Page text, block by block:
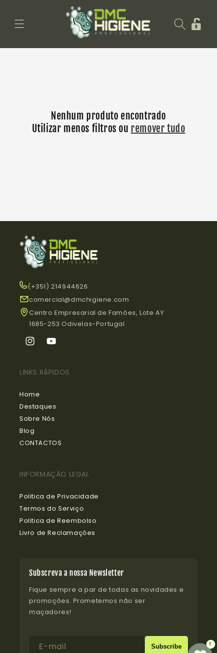
conteúdo
Iniciar
sessão
Nenhum produto encontrado
Utilizar menos filtros ou remover tudo
(+351) 214944626
comercial@dmchigiene.com
Centro Empresarial de Famões, Lote AY
1685-253 Odivelas-Portugal
InstagramYouTube
LINKS RÁPIDOS
Home
Destaques
Sobre Nós
Blog
CONTACTOS
INFORMAÇÃO LEGAL
Politica de Privacidade
Termos do Serviço
Politica de Reembolso
Livro de Reclamações
Subscreva a nossa Newsletter
Fique sempre a par de todas as novidades e
promoções. Prometemos não ser
maçadores!
E-mail Subscribe 0
0